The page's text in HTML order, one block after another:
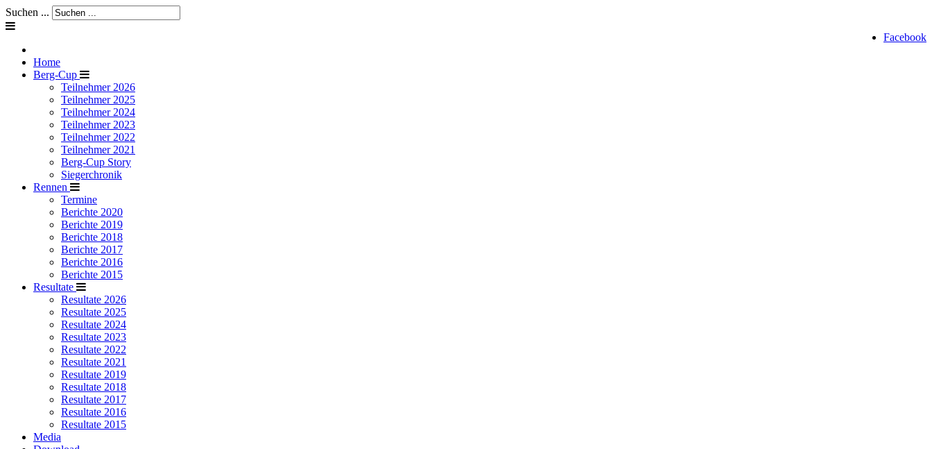
Suchen ...
Facebook
Home
Berg-Cup
Teilnehmer 2026
Teilnehmer 2025
Teilnehmer 2024
Teilnehmer 2023
Teilnehmer 2022
Teilnehmer 2021
Berg-Cup Story
Siegerchronik
Rennen
Termine
Berichte 2020
Berichte 2019
Berichte 2018
Berichte 2017
Berichte 2016
Berichte 2015
Resultate
Resultate 2026
Resultate 2025
Resultate 2024
Resultate 2023
Resultate 2022
Resultate 2021
Resultate 2019
Resultate 2018
Resultate 2017
Resultate 2016
Resultate 2015
Media